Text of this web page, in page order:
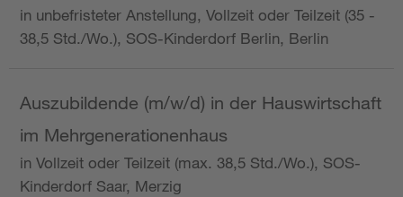
in unbefristeter Anstellung, Vollzeit oder Teilzeit (35 -
38,5 Std./Wo.), SOS-Kinderdorf Berlin, Berlin
Auszubildende (m/w/d) in der Hauswirtschaft
im Mehrgenerationenhaus
in Vollzeit oder Teilzeit (max. 38,5 Std./Wo.), SOS-
Kinderdorf Saar, Merzig